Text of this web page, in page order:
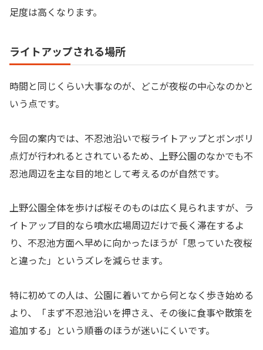
足度は高くなります。
ライトアップされる場所
時間と同じくらい大事なのが、どこが夜桜の中心なのかと
いう点です。
今回の案内では、不忍池沿いで桜ライトアップとボンボリ
点灯が行われるとされているため、上野公園のなかでも不
忍池周辺を主な目的地として考えるのが自然です。
上野公園全体を歩けば桜そのものは広く見られますが、ラ
イトアップ目的なら噴水広場周辺だけで長く滞在するよ
り、不忍池方面へ早めに向かったほうが「思っていた夜桜
と違った」というズレを減らせます。
特に初めての人は、公園に着いてから何となく歩き始める
より、「まず不忍池沿いを押さえ、その後に食事や散策を
追加する」という順番のほうが迷いにくいです。